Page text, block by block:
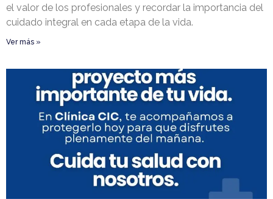
el valor de los profesionales y recordar la importancia del
cuidado integral en cada etapa de la vida.
Ver más »